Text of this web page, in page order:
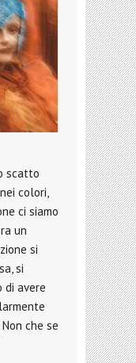
scatto
colori,
ci siamo
un
si
si
avere
Non che se